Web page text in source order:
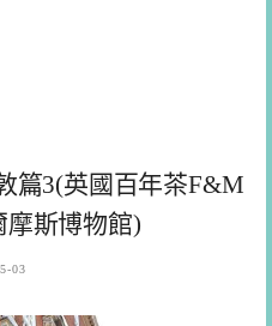
篇3(英國百年茶F&M
摩斯博物館)
03